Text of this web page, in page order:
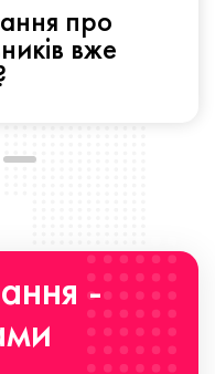
про
вже
-